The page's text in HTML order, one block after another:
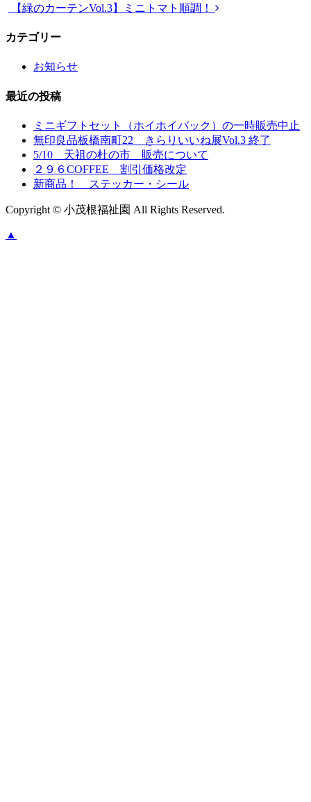
【緑のカーテンVol.3】ミニトマト順調！
カテゴリー
お知らせ
最近の投稿
ミニギフトセット（ホイホイバック）の一時販売中止
無印良品板橋南町22 きらりいいね展Vol.3 終了
5/10 天祖の杜の市 販売について
２９６COFFEE 割引価格改定
新商品！ ステッカー・シール
Copyright © 小茂根福祉園 All Rights Reserved.
▲